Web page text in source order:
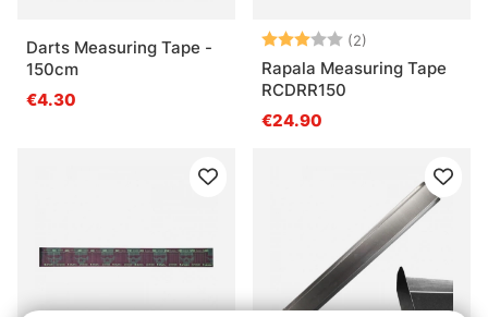
Darts Measuring Tape -
150cm
€4.30
Note: (2)
Rapala Measuring Tape
RCDRR150
€24.90